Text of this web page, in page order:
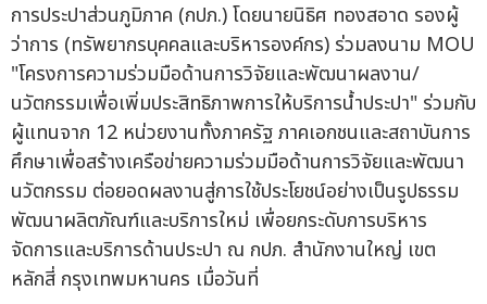
การประปาส่วนภูมิภาค (กปภ.) โดยนายนิธิศ ทองสอาด รองผู้
ว่าการ (ทรัพยากรบุคคลและบริหารองค์กร) ร่วมลงนาม MOU
"โครงการความร่วมมือด้านการวิจัยและพัฒนาผลงาน/
นวัตกรรมเพื่อเพิ่มประสิทธิภาพการให้บริการน้ำประปา" ร่วมกับ
ผู้แทนจาก 12 หน่วยงานทั้งภาครัฐ ภาคเอกชนและสถาบันการ
ศึกษาเพื่อสร้างเครือข่ายความร่วมมือด้านการวิจัยและพัฒนา
นวัตกรรม ต่อยอดผลงานสู่การใช้ประโยชน์อย่างเป็นรูปธรรม
พัฒนาผลิตภัณฑ์และบริการใหม่ เพื่อยกระดับการบริหาร
จัดการและบริการด้านประปา ณ กปภ. สำนักงานใหญ่ เขต
หลักสี่ กรุงเทพมหานคร เมื่อวันที่